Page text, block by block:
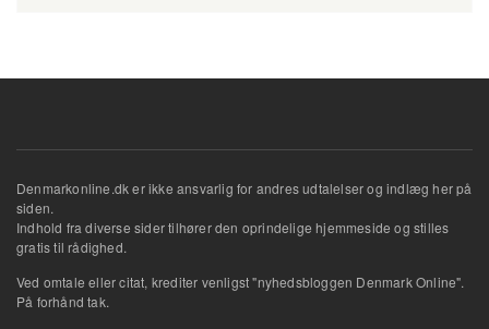
Denmarkonline.dk er ikke ansvarlig for andres udtalelser og indlæg her på
siden.
Indhold fra diverse sider tilhører den oprindelige hjemmeside og stilles
gratis til rådighed.
Ved omtale eller citat, krediter venligst "nyhedsbloggen Denmark Online".
På forhånd tak.